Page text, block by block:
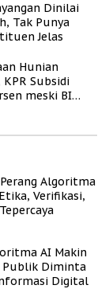
Dinilai
Tak Punya
Jelas
Hunian
Subsidi
meski BI
Algoritma
Verifikasi,
AI Makin
Publik Diminta
Digital